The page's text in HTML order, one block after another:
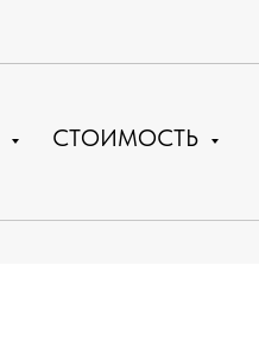
СТОИМОСТЬ